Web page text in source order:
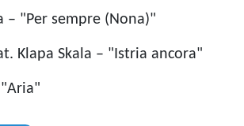
– "Per sempre (Nona)"
Klapa Skala – "Istria ancora"